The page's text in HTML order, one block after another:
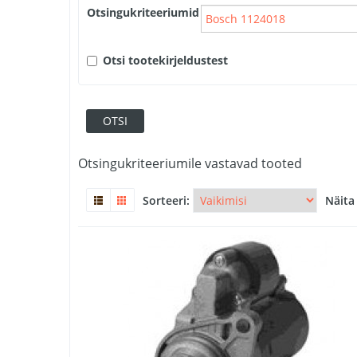
Otsingukriteeriumid
Otsi tootekirjeldustest
Otsingukriteeriumile vastavad tooted
Sorteeri: Näita